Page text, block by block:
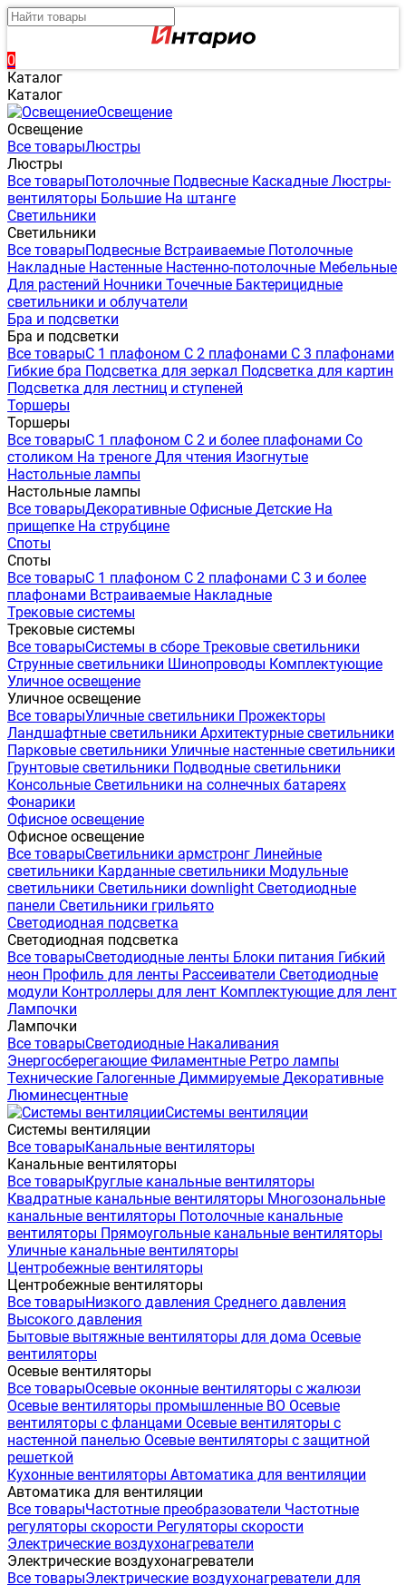
0
Каталог
Каталог
Освещение
Освещение
Все товарыЛюстры
Люстры
Все товарыПотолочные Подвесные Каскадные Люстры-
вентиляторы Большие На штанге
Светильники
Светильники
Все товарыПодвесные Встраиваемые Потолочные
Накладные Настенные Настенно-потолочные Мебельные
Для растений Ночники Точечные Бактерицидные
светильники и облучатели
Бра и подсветки
Бра и подсветки
Все товарыС 1 плафоном С 2 плафонами С 3 плафонами
Гибкие бра Подсветка для зеркал Подсветка для картин
Подсветка для лестниц и ступеней
Торшеры
Торшеры
Все товарыС 1 плафоном С 2 и более плафонами Со
столиком На треноге Для чтения Изогнутые
Настольные лампы
Настольные лампы
Все товарыДекоративные Офисные Детские На
прищепке На струбцине
Споты
Споты
Все товарыС 1 плафоном С 2 плафонами С 3 и более
плафонами Встраиваемые Накладные
Трековые системы
Трековые системы
Все товарыСистемы в сборе Трековые светильники
Струнные светильники Шинопроводы Комплектующие
Уличное освещение
Уличное освещение
Все товарыУличные светильники Прожекторы
Ландшафтные светильники Архитектурные светильники
Парковые светильники Уличные настенные светильники
Грунтовые светильники Подводные светильники
Консольные Светильники на солнечных батареях
Фонарики
Офисное освещение
Офисное освещение
Все товарыСветильники армстронг Линейные
светильники Карданные светильники Модульные
светильники Светильники downlight Светодиодные
панели Светильники грильято
Светодиодная подсветка
Светодиодная подсветка
Все товарыСветодиодные ленты Блоки питания Гибкий
неон Профиль для ленты Рассеиватели Светодиодные
модули Контроллеры для лент Комплектующие для лент
Лампочки
Лампочки
Все товарыСветодиодные Накаливания
Энергосберегающие Филаментные Ретро лампы
Технические Галогенные Диммируемые Декоративные
Люминесцентные
Системы вентиляции
Системы вентиляции
Все товарыКанальные вентиляторы
Канальные вентиляторы
Все товарыКруглые канальные вентиляторы
Квадратные канальные вентиляторы Многозональные
канальные вентиляторы Потолочные канальные
вентиляторы Прямоугольные канальные вентиляторы
Уличные канальные вентиляторы
Центробежные вентиляторы
Центробежные вентиляторы
Все товарыНизкого давления Среднего давления
Высокого давления
Бытовые вытяжные вентиляторы для дома Осевые
вентиляторы
Осевые вентиляторы
Все товарыОсевые оконные вентиляторы с жалюзи
Осевые вентиляторы промышленные ВО Осевые
вентиляторы с фланцами Осевые вентиляторы с
настенной панелью Осевые вентиляторы с защитной
решеткой
Кухонные вентиляторы Автоматика для вентиляции
Автоматика для вентиляции
Все товарыЧастотные преобразователи Частотные
регуляторы скорости Регуляторы скорости
Электрические воздухонагреватели
Электрические воздухонагреватели
Все товарыЭлектрические воздухонагреватели для